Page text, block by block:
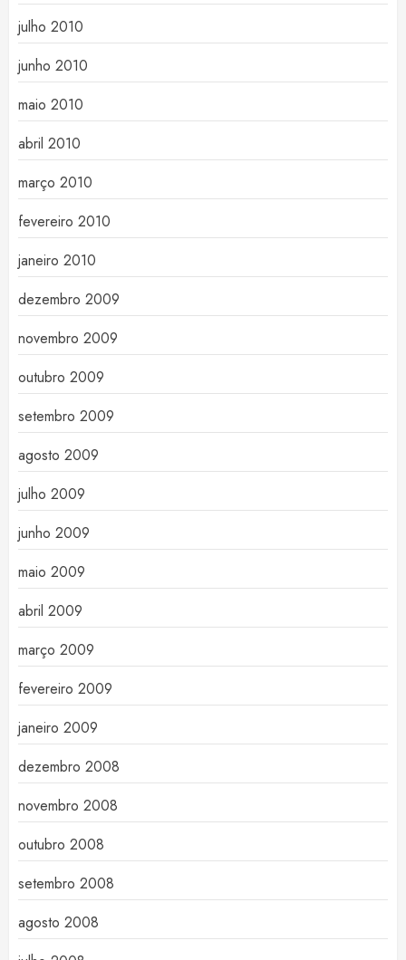
julho 2010
junho 2010
maio 2010
abril 2010
março 2010
fevereiro 2010
janeiro 2010
dezembro 2009
novembro 2009
outubro 2009
setembro 2009
agosto 2009
julho 2009
junho 2009
maio 2009
abril 2009
março 2009
fevereiro 2009
janeiro 2009
dezembro 2008
novembro 2008
outubro 2008
setembro 2008
agosto 2008